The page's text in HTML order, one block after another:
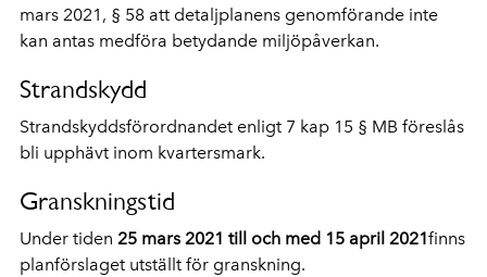
mars 2021, § 58 att detaljplanens genomförande inte
kan antas medföra betydande miljöpåverkan.
Strandskydd
Strandskyddsförordnandet enligt 7 kap 15 § MB föreslås
bli upphävt inom kvartersmark.
Granskningstid
Under tiden 25 mars 2021 till och med 15 april 2021finns
planförslaget utställt för granskning.